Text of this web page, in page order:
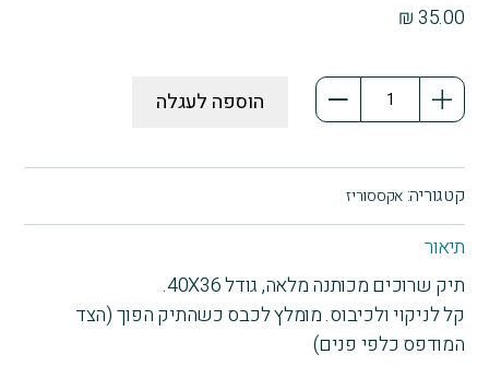
₪35.00
כמות
שרוכים
דרורמי
הוספה לעגלה
תיאור
תיק שרוכים מכותנה מלאה, גודל 40X36.
קל לניקוי ולכיבוס. מומלץ לכבס כשהתיק הפוך (הצד
המודפס כלפי פנים)
קטגוריה: אקססוריז